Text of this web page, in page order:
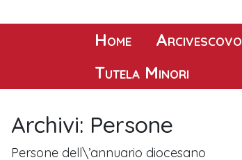
Home Arcivescovo
Tutela Minori
Archivi: Persone
Persone dell\’annuario diocesano